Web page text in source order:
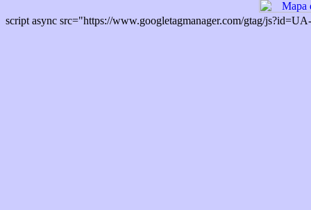
script async src="https://www.googletagmanager.com/gtag/